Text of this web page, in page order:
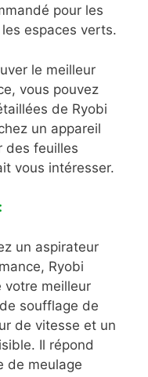
pour les
espaces verts.
le meilleur
vous pouvez
de Ryobi
un appareil
des feuilles
vous intéresser.
un aspirateur
Ryobi
votre meilleur
soufflage de
de vitesse et un
Il répond
de meulage